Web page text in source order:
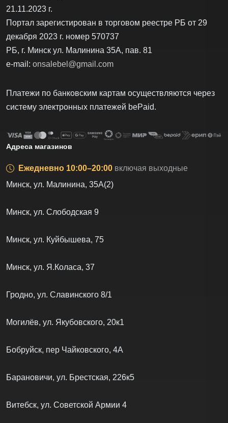
21.11.2023 г.
Портал зарегистирован в торговом реестре РБ от 29
декабря 2023 г. номер 570737
РБ, г. Минск ул. Малинина 35А, пав. 81
e-mail: onsalebel@gmail.com
Платежи по банковским картам осуществляются через
систему электронных платежей bеPаid.
Адреса магазинов
Ежедневно 10:00–20:00 включая выходные
Минск, ул. Малинина, 35А(2)
Минск, ул. Слободская 9
Минск, ул. Куйбышева, 75
Минск, ул. Я.Коласа, 37
Гродно, ул. Славинского 8/1
Могилёв, ул. Якубовского, 20к1
Бобруйск, пер Чайковского, 4А
Барановичи, ул. Брестская, 226к5
Витебск, ул. Советской Армии 4